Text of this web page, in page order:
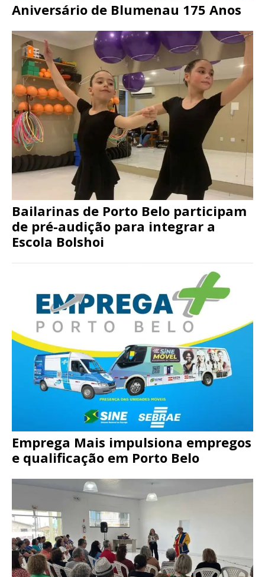
Aniversário de Blumenau 175 Anos
Bailarinas de Porto Belo participam
de pré-audição para integrar a
Escola Bolshoi
Emprega Mais impulsiona empregos
e qualificação em Porto Belo